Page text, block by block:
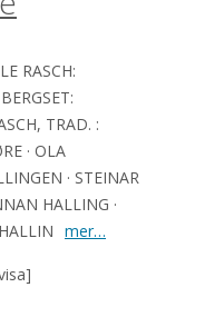
RASCH:
TRAD. :
· OLA
· STEINAR
HALLING ·
mer…